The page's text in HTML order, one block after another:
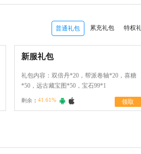
普通礼包 累充礼包 特权
新服礼包
礼包内容：双倍丹*20，帮派卷轴*20，喜糖
*50，远古藏宝图*50，宝石99*1
剩余： 41.61% 领取